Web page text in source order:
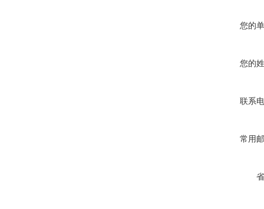
您的
您的
联系
常用